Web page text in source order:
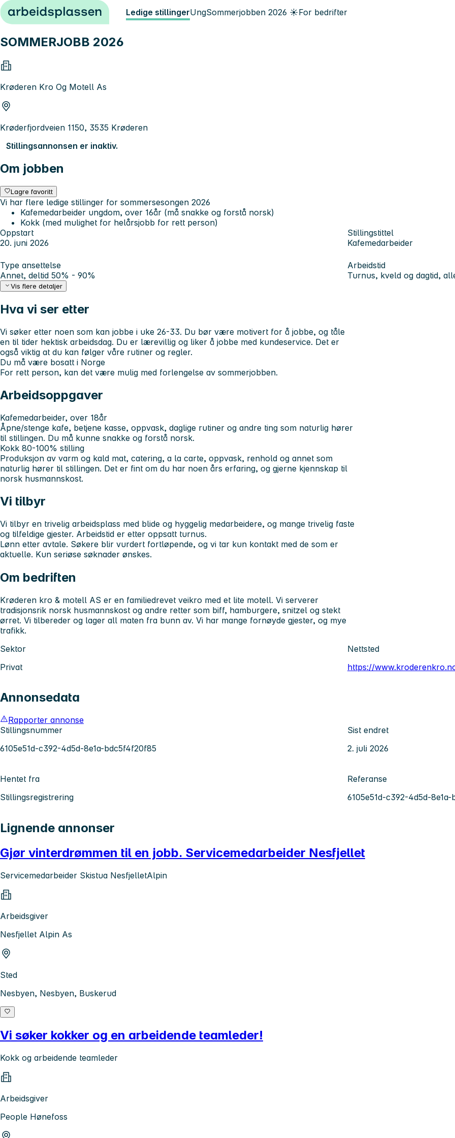
Hopp til innhold Ledige stillingerUngSommerjobben 2026 ☀️For bedrifter
SOMMERJOBB 2026
Krøderen Kro Og Motell As
Krøderfjordveien 1150, 3535 Krøderen
Stillingsannonsen er inaktiv.
Om jobben
Lagre favoritt
Vi har flere ledige stillinger for sommersesongen 2026
Kafemedarbeider ungdom, over 16år (må snakke og forstå norsk)
Kokk (med mulighet for helårsjobb for rett person)
Oppstart
20. juni 2026
Stillingstittel
Kafemedarbeider
Type ansettelse
Annet, deltid 50% - 90%
Arbeidstid
Turnus, kveld og dagtid,
Vis flere detaljer
Hva vi ser etter
Vi søker etter noen som kan jobbe i uke 26-33. Du bør være motivert for å jobbe, og tåle
en til tider hektisk arbeidsdag. Du er lærevillig og liker å jobbe med kundeservice. Det er
også viktig at du kan følger våre rutiner og regler.
Du må være bosatt i Norge
For rett person, kan det være mulig med forlengelse av sommerjobben.
Arbeidsoppgaver
Kafemedarbeider, over 18år
Åpne/stenge kafe, betjene kasse, oppvask, daglige rutiner og andre ting som naturlig hører
til stillingen. Du må kunne snakke og forstå norsk.
Kokk 80-100% stilling
Produksjon av varm og kald mat, catering, a la carte, oppvask, renhold og annet som
naturlig hører til stillingen. Det er fint om du har noen års erfaring, og gjerne kjennskap til
norsk husmannskost.
Vi tilbyr
Vi tilbyr en trivelig arbeidsplass med blide og hyggelig medarbeidere, og mange trivelig faste
og tilfeldige gjester. Arbeidstid er etter oppsatt turnus.
Lønn etter avtale. Søkere blir vurdert fortløpende, og vi tar kun kontakt med de som er
aktuelle. Kun seriøse søknader ønskes.
Om bedriften
Krøderen kro & motell AS er en familiedrevet veikro med et lite motell. Vi serverer
tradisjonsrik norsk husmannskost og andre retter som biff, hamburgere, snitzel og stekt
ørret. Vi tilbereder og lager all maten fra bunn av. Vi har mange fornøyde gjester, og mye
trafikk.
Sektor
Privat
Nettsted
https://
Annonsedata
Rapporter annonse
Stillingsnummer
6105e51d-c392-4d5d-8e1a-bdc5f4f20f85
Sist endret
2. juli 2026
Hentet fra
Stillingsregistrering
Referanse
6105e51d-c392-4d5d-
Lignende annonser
Gjør vinterdrømmen til en jobb. Servicemedarbeider Nesfjellet
Servicemedarbeider Skistua NesfjelletAlpin
Arbeidsgiver
Nesfjellet Alpin As
Sted
Nesbyen, Nesbyen, Buskerud
Vi søker kokker og en arbeidende teamleder!
Kokk og arbeidende teamleder
Arbeidsgiver
People Hønefoss